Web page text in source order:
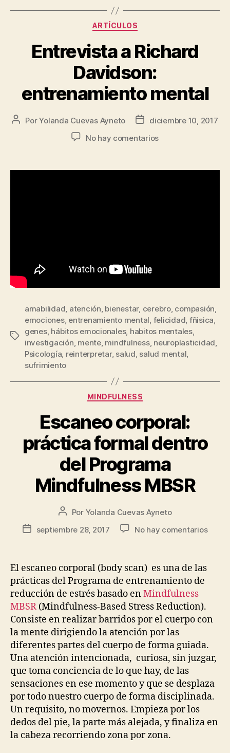
ARTÍCULOS
Entrevista a Richard
Davidson:
entrenamiento mental
PorYolanda Cuevas Ayneto
diciembre 10, 2017
No hay comentarios
amabilidad, atención, bienestar, cerebro, compasión,
emociones, entrenamiento mental, felicidad, fñisica,
genes, hábitos emocionales, habitos mentales,
investigación, mente, mindfulness, neuroplasticidad,
Psicología, reinterpretar, salud, salud mental,
sufrimiento
MINDFULNESS
Escaneo corporal:
práctica formal dentro
del Programa
Mindfulness MBSR
Por Yolanda Cuevas Ayneto
septiembre 28, 2017
No hay comentarios
El escaneo corporal (body scan) es una de las
prácticas del Programa de entrenamiento de
reducción de estrés basado enMindfulness
MBSR (Mindfulness-Based Stress Reduction).
Consiste en realizar barridos por el cuerpo con
la mente dirigiendo la atención por las
diferentes partes del cuerpo de forma guiada.
Una atención intencionada, curiosa, sin juzgar,
que toma conciencia de lo que hay, de las
sensaciones en ese momento y que se desplaza
por todo nuestro cuerpo de forma disciplinada.
Un requisito, no movernos. Empieza por los
dedos del pie, la parte más alejada, y finaliza en
la cabeza recorriendo zona por zona.